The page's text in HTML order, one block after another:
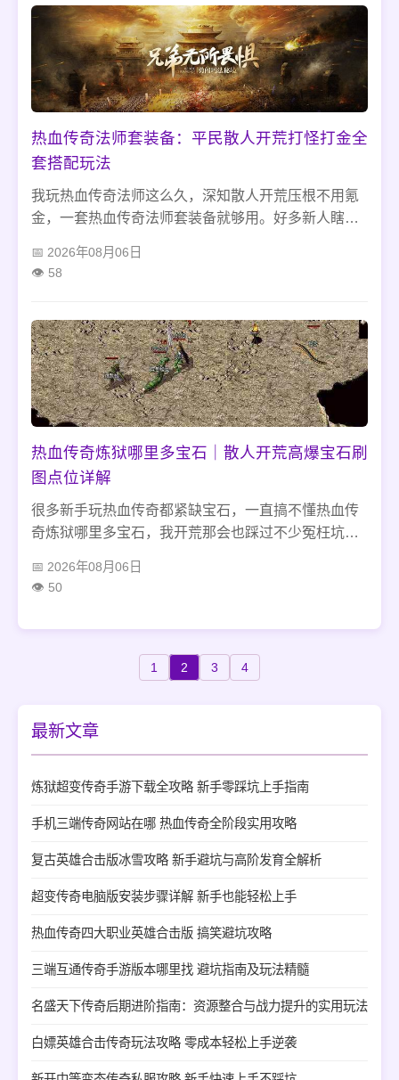
热血传奇法师套装备：平民散人开荒打怪打金全
套搭配玩法
我玩热血传奇法师这么久，深知散人开荒压根不用氪
金，一套热血传奇法师套装备就够用。好多新人瞎堆
害，越刷越亏。老老实实蹲僵尸洞、蜈蚣洞慢慢刷成
2026年08月06日
58
热血传奇炼狱哪里多宝石｜散人开荒高爆宝石刷
图点位详解
很多新手玩热血传奇都紧缺宝石，一直搞不懂热血传
奇炼狱哪里多宝石，我开荒那会也踩过不少冤枉坑。
纯浪费时间。老老实实蹲魔境三层刷小怪，抽空刷下
2026年08月06日
50
1 2 3 4
最新文章
炼狱超变传奇手游下载全攻略 新手零踩坑上手指南
手机三端传奇网站在哪 热血传奇全阶段实用攻略
复古英雄合击版冰雪攻略 新手避坑与高阶发育全解析
超变传奇电脑版安装步骤详解 新手也能轻松上手
热血传奇四大职业英雄合击版 搞笑避坑攻略
三端互通传奇手游版本哪里找 避坑指南及玩法精髓
名盛天下传奇后期进阶指南：资源整合与战力提升的实用玩法
白嫖英雄合击传奇玩法攻略 零成本轻松上手逆袭